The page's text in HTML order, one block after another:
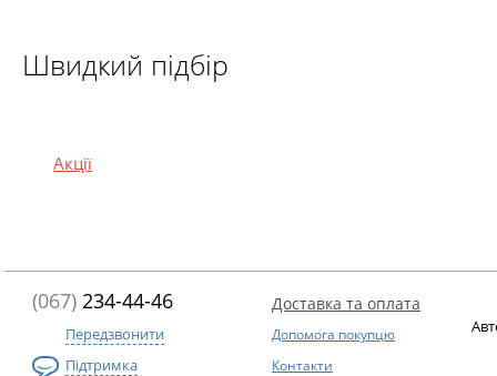
Швидкий підбір
Акції
(067) 234-44-46
Передзвонити
Підтримка
Доставка та оплата
Допомога покупцю
Контакти